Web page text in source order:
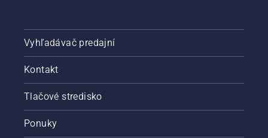
Vyhľadávač predajní
Kontakt
Tlačové stredisko
Ponuky